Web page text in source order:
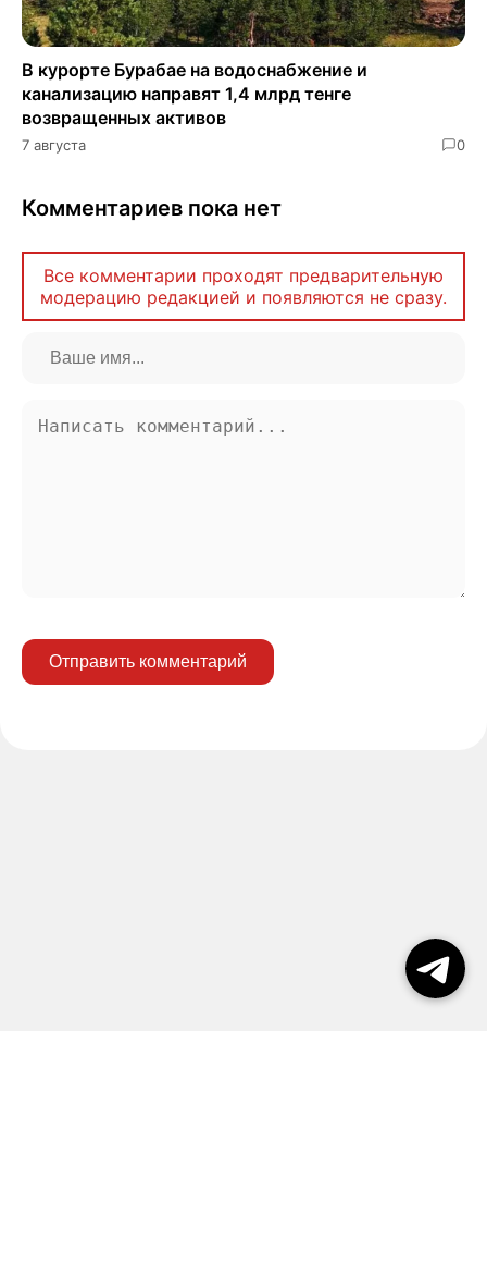
В курорте Бурабае на водоснабжение и
канализацию направят 1,4 млрд тенге
возвращенных активов
7 августа 0
Комментариев пока нет
Все комментарии проходят предварительную
модерацию редакцией и появляются не сразу.
Отправить комментарий